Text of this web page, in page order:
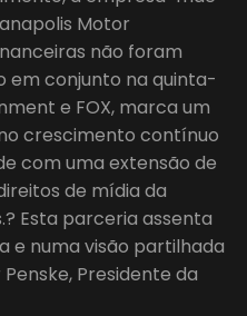
Motor
não foram
em conjunto na quinta-
e FOX, marca um
crescimento contínuo
com uma extensão de
de mídia da
Esta parceria assenta
e numa visão partilhada
Presidente da